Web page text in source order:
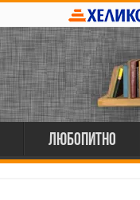
Любопитно